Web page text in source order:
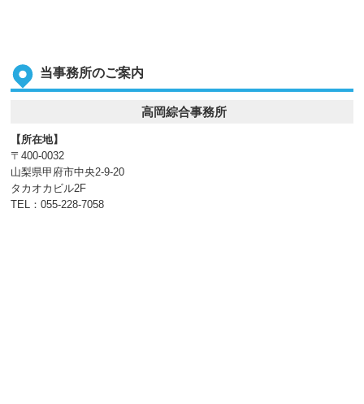
当事務所のご案内
高岡綜合事務所
【所在地】
〒400-0032
山梨県甲府市中央2-9-20
タカオカビル2F
TEL：055-228-7058